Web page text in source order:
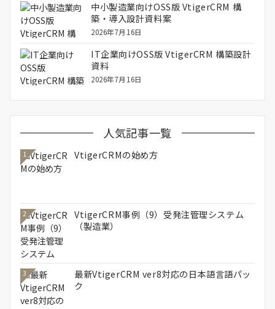
中小製造業向けOSS版 VtigerCRM 構
築・導入設計資料案
2026年7月16日
IT企業向けOSS版 VtigerCRM 構築設計
資料
2026年7月16日
人気記事一覧
1 VtigerCRMの始め方
2
VtigerCRM事例（9）受発注管理システム
（製造業）
3
最新VtigerCRM ver8対応の日本語言語パッ
ク